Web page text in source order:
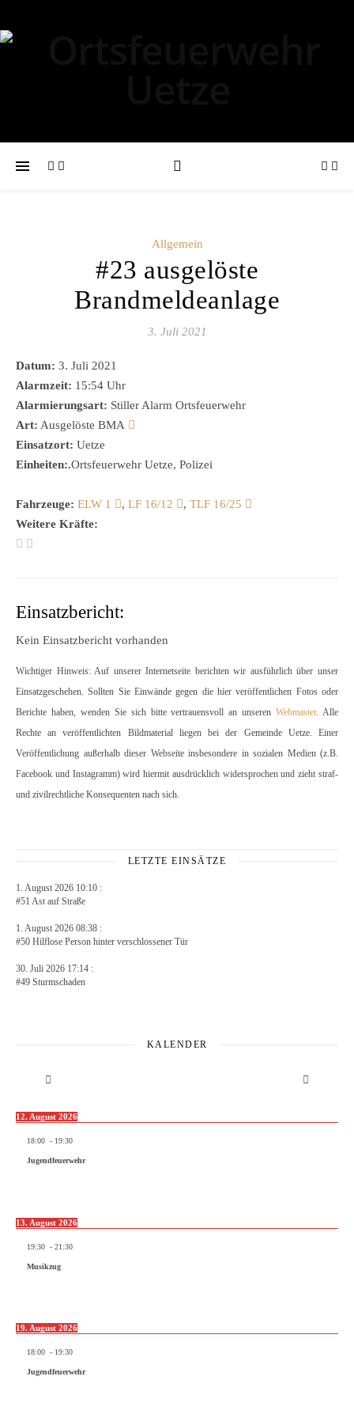
Allgemein
#23 ausgelöste
Brandmeldeanlage
3. Juli 2021
Datum: 3. Juli 2021
Alarmzeit: 15:54 Uhr
Alarmierungsart: Stiller Alarm Ortsfeuerwehr
Art: Ausgelöste BMA
Einsatzort: Uetze
Einheiten:.Ortsfeuerwehr Uetze, Polizei
Fahrzeuge: ELW 1 , LF 16/12 , TLF 16/25
Weitere Kräfte:
Einsatzbericht:
Kein Einsatzbericht vorhanden
Wichtiger Hinweis: Auf unserer Internetseite berichten wir ausführlich über unser
Einsatzgeschehen. Sollten Sie Einwände gegen die hier veröffentlichen Fotos oder
Berichte haben, wenden Sie sich bitte vertrauensvoll an unserenWebmaster. Alle
Rechte an veröffentlichten Bildmaterial liegen bei der Gemeinde Uetze. Einer
Veröffentlichung außerhalb dieser Webseite insbesondere in sozialen Medien (z.B.
Facebook und Instagramm) wird hiermit ausdrücklich widersprochen und zieht straf-
und zivilrechtliche Konsequenten nach sich.
LETZTE EINSÄTZE
1. August 2026 10:10 :
#51 Ast auf Straße
1. August 2026 08:38 :
#50 Hilflose Person hinter verschlossener Tür
30. Juli 2026 17:14 :
#49 Sturmschaden
KALENDER
12. August 2026
18:00 - 19:30
Jugendfeuerwehr
13. August 2026
19:30 - 21:30
Musikzug
19. August 2026
18:00 - 19:30
Jugendfeuerwehr